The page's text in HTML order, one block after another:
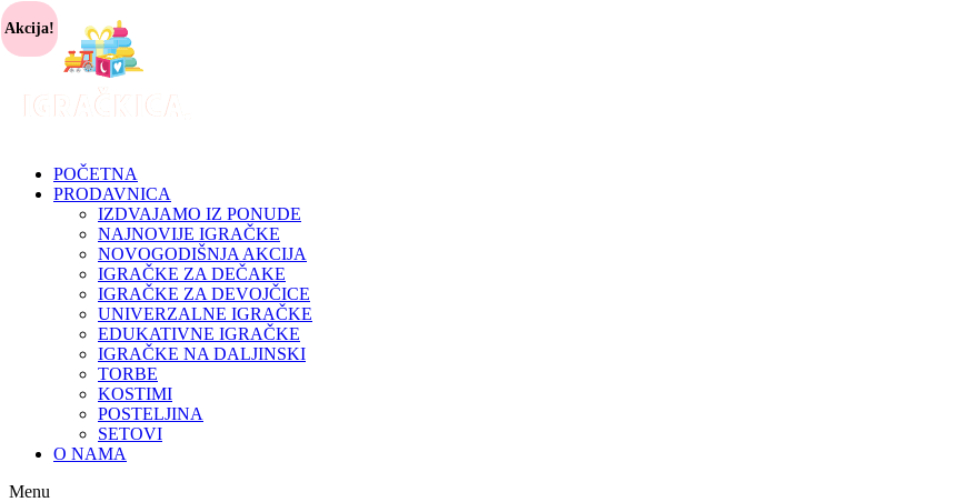
POČETNA
PRODAVNICA
IZDVAJAMO IZ PONUDE
NAJNOVIJE IGRAČKE
NOVOGODIŠNJA AKCIJA
IGRAČKE ZA DEČAKE
IGRAČKE ZA DEVOJČICE
UNIVERZALNE IGRAČKE
EDUKATIVNE IGRAČKE
IGRAČKE NA DALJINSKI
TORBE
KOSTIMI
POSTELJINA
SETOVI
O NAMA
Menu
Akcija!